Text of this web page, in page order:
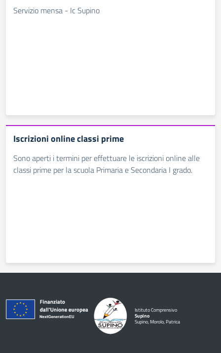
Servizio mensa - Ic Supino
Iscrizioni online classi prime
Sono aperti i termini per effettuare le iscrizioni online alle
classi prime per la scuola Primaria e Secondaria I grado.
Istituto Comprensivo
Supino
Supino, Morolo, Patrica